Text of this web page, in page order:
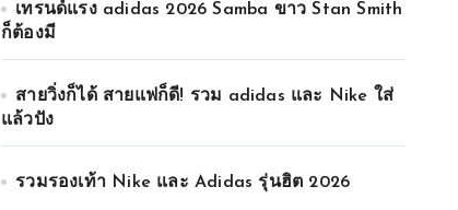
เทรนด์แรง adidas 2026 Samba ขาว Stan Smith
ก็ต้องมี
สายวิ่งก็ได้ สายแฟก็ดี! รวม adidas และ Nike ใส่
แล้วปัง
รวมรองเท้า Nike และ Adidas รุ่นฮิต 2026